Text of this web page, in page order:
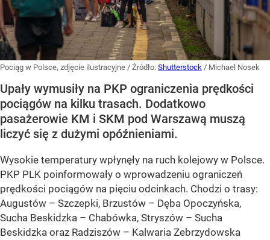
Pociąg w Polsce, zdjęcie ilustracyjne / Źródło: Shutterstock / Michael Nosek
Upały wymusiły na PKP ograniczenia prędkości
pociągów na kilku trasach. Dodatkowo
pasażerowie KM i SKM pod Warszawą muszą
liczyć się z dużymi opóźnieniami.
Wysokie temperatury wpłynęły na ruch kolejowy w Polsce.
PKP PLK poinformowały o wprowadzeniu ograniczeń
prędkości pociągów na pięciu odcinkach. Chodzi o trasy:
Augustów – Szczepki, Brzustów – Dęba Opoczyńska,
Sucha Beskidzka – Chabówka, Stryszów – Sucha
Beskidzka oraz Radziszów – Kalwaria Zebrzydowska